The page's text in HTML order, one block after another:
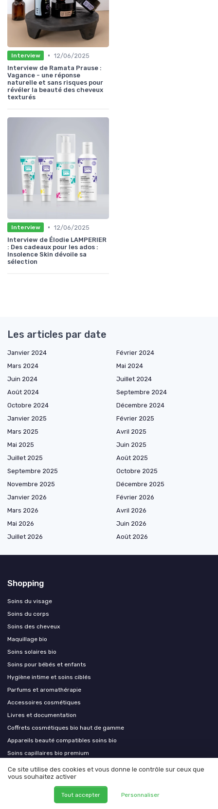
Interview • 12/06/2025
Interview de Ramata Prause :
Vagance - une réponse
naturelle et sans risques pour
révéler la beauté des cheveux
texturés
Interview • 12/06/2025
Interview de Élodie LAMPERIER
: Des cadeaux pour les ados :
Insolence Skin dévoile sa
sélection
Les articles par date
Janvier 2024
Février 2024
Mars 2024
Mai 2024
Juin 2024
Juillet 2024
Août 2024
Septembre 2024
Octobre 2024
Décembre 2024
Janvier 2025
Février 2025
Mars 2025
Avril 2025
Mai 2025
Juin 2025
Juillet 2025
Août 2025
Septembre 2025
Octobre 2025
Novembre 2025
Décembre 2025
Janvier 2026
Février 2026
Mars 2026
Avril 2026
Mai 2026
Juin 2026
Juillet 2026
Août 2026
Shopping
Soins du visage
Soins du corps
Soins des cheveux
Maquillage bio
Soins solaires bio
Soins pour bébés et enfants
Hygiène intime et soins ciblés
Parfums et aromathérapie
Accessoires cosmétiques
Livres et documentation
Coffrets cosmétiques bio haut de gamme
Appareils beauté compatibles soins bio
Soins capillaires bio premium
Équipements esthétiques bio
Ce site utilise des cookies et vous donne le contrôle sur ceux que
vous souhaitez activer
Tout accepter Personnaliser